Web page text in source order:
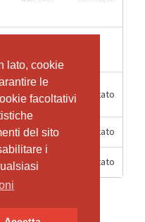
lato, cookie
le
facoltativi
del sito
i
lato, cookie
le
facoltativi
del sito
i
15
Settimane
Illimitato
6 Mesi Illimitato
12 Mesi Illimitato